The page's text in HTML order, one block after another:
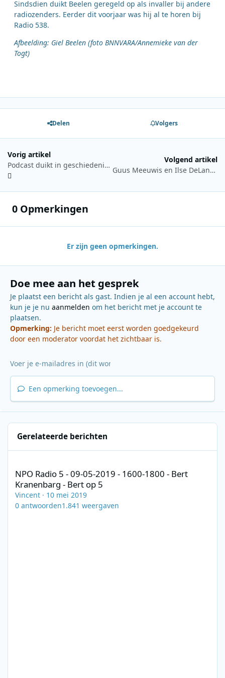
Sindsdien duikt Beelen geregeld op als invaller bij andere
radiozenders. Eerder dit voorjaar was hij al te horen bij
Radio 538.
Afbeelding: Giel Beelen (foto BNNVARA/Annemieke van der
Togt)
Delen Volgers
Vorig artikel
Podcast duikt in geschiedenis van North Sea Jazz Festival
Volgend artikel
Guus Meeuwis en Ilse DeLange treden op tijdens 100% NL Trouwmarathon
0 Opmerkingen
Er zijn geen opmerkingen.
Doe mee aan het gesprek
Je plaatst een bericht als gast. Indien je al een account hebt,
kun je je nu aanmelden om het bericht met je account te
plaatsen.
Opmerking: Je bericht moet eerst worden goedgekeurd
door een moderator voordat het zichtbaar is.
Een opmerking toevoegen...
Gerelateerde berichten
NPO Radio 5 - 09-05-2019 - 1600-1800 - Bert
Kranenbarg - Bert op 5
Vincent · 10 mei 2019
0 antwoorden1.841 weergaven